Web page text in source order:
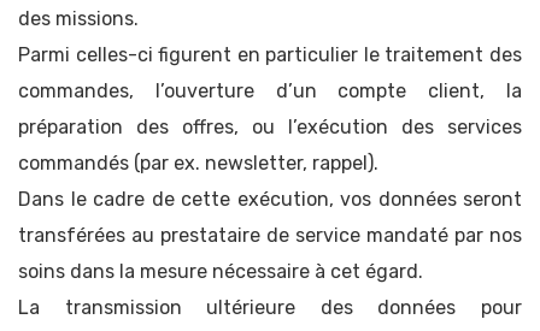
des missions.
Parmi celles-ci figurent en particulier le traitement des
commandes, l’ouverture d’un compte client, la
préparation des offres, ou l’exécution des services
commandés (par ex. newsletter, rappel).
Dans le cadre de cette exécution, vos données seront
transférées au prestataire de service mandaté par nos
soins dans la mesure nécessaire à cet égard.
La transmission ultérieure des données pour